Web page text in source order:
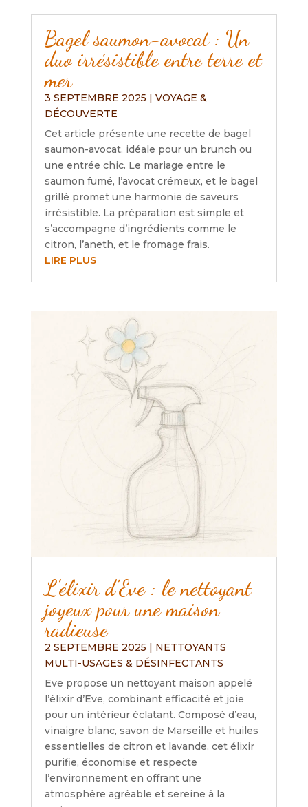
Bagel saumon-avocat : Un
duo irrésistible entre terre et
mer
3 SEPTEMBRE 2025 | VOYAGE &
DÉCOUVERTE
Cet article présente une recette de bagel
saumon-avocat, idéale pour un brunch ou
une entrée chic. Le mariage entre le
saumon fumé, l’avocat crémeux, et le bagel
grillé promet une harmonie de saveurs
irrésistible. La préparation est simple et
s’accompagne d’ingrédients comme le
citron, l’aneth, et le fromage frais.
LIRE PLUS
L’élixir d’Eve : le nettoyant
joyeux pour une maison
radieuse
2 SEPTEMBRE 2025 | NETTOYANTS
MULTI-USAGES & DÉSINFECTANTS
Eve propose un nettoyant maison appelé
l’élixir d’Eve, combinant efficacité et joie
pour un intérieur éclatant. Composé d’eau,
vinaigre blanc, savon de Marseille et huiles
essentielles de citron et lavande, cet élixir
purifie, économise et respecte
l’environnement en offrant une
atmosphère agréable et sereine à la